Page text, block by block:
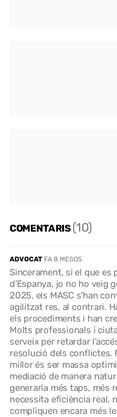
COMENTARIS(10)
ADVOCAT FA 8 MESOS
Sincerament, si el que es
d’Espanya, jo no ho veig
2025, els MASC s’han
agilitzat res, al contrari.
els procediments i han
Molts professionals i
serveix per retardar
resolució dels conflictes.
millor és ser massa
mediació de manera
generaria més taps, més
necessita eficiència real,
compliquen encara més